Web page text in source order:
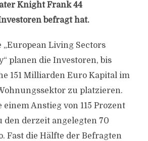
Knight Frank 44
befragt hat.
„European Living Sectors
planen die Investoren, bis
151 Milliarden Euro Kapital im
zu platzieren.
einem Anstieg von 115 Prozent
den derzeit angelegten 70
Fast die Hälfte der Befragten